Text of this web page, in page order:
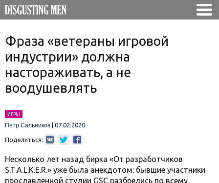
Фраза «ветераны игровой
индустрии» должна
настораживать, а не
воодушевлять
ИГРЫ
Петр Сальников
07.02.2020
Поделиться:
Несколько лет назад бирка «От разработчиков
S.T.A.L.K.E.R.» уже была анекдотом: бывшие участники
прославленной студии GSC разбрелись по всему